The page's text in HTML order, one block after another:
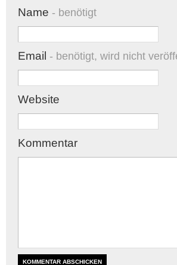
Name - benötigt
Email - benötigt, wird nicht
Website
Kommentar